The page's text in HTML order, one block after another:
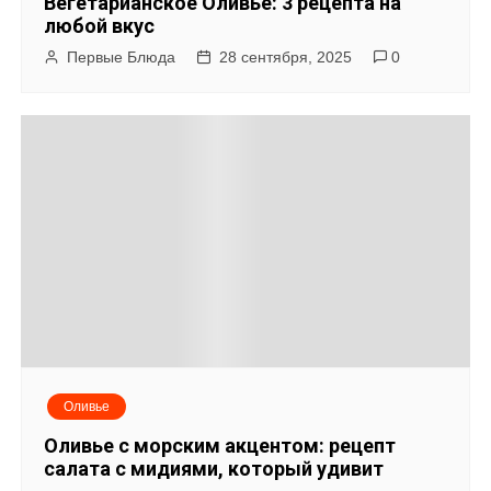
м
любой вкус
Первые Блюда 28 сентября, 2025 0
Оливье
Оливье с морским акцентом: рецепт
салата с мидиями, который удивит